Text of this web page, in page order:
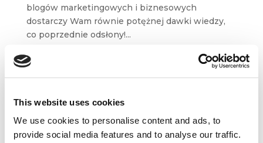
This website uses cookies
We use cookies to personalise content and ads, to
provide social media features and to analyse our traffic.
blogów marketingowych i biznesowych
dostarczy Wam równie potężnej dawki wiedzy,
co poprzednie odsłony!...
Dane kontaktowe